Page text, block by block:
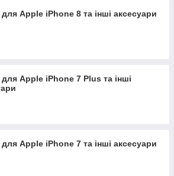
Apple iPhone 8 та інші аксесуари
Apple iPhone 7 Plus та інші
Apple iPhone 7 та інші аксесуари